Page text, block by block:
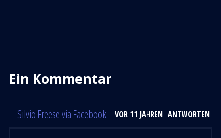
Ein Kommentar
Silvio Freese via Facebook VOR 11 JAHREN ANTWORTEN